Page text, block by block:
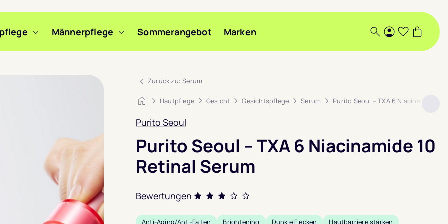
Männerpflege Sommerangebot Marken Suche
Login
Zurück zu: Serum
Startseite
Hautpflege Gesicht Gesichtspflege Serum Purito Seoul – TXA 6 Niacinamide 10
Purito Seoul
Purito Seoul – TXA 6 Niacinamide 10
Retinal Serum
Bewertungen
Anti-Aging/Anti-Falten Brightening Dunkle Flecken
Hautbarriere stärken